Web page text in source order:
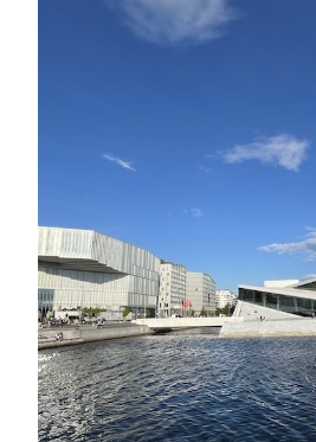
Mitglieder
Handlungsräume
Netzwerkmanagement
Stadtraumgestaltung
Projektmanagement
Contentmanagement
Datenmanagement